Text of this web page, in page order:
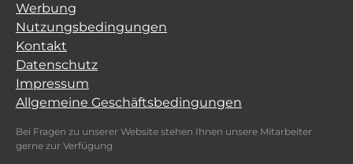
Werbung
Nutzungsbedingungen
Kontakt
Datenschutz
Impressum
Allgemeine Geschäftsbedingungen
Bei Fragen zu unserer Website stehen Ihnen unsere Mitarbeiter
gerne zur Verfügung